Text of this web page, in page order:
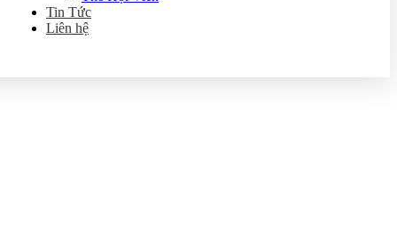
Tin Tức
Liên hệ